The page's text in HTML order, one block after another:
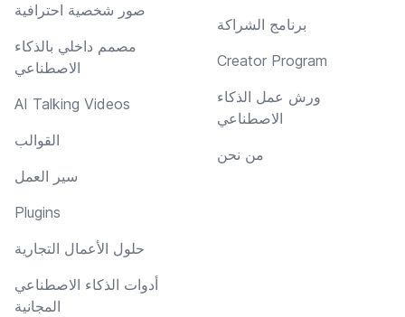
صور شخصية احترافية
مصمم داخلي بالذكاء
الاصطناعي
AI Talking Videos
القوالب
سير العمل
Plugins
حلول الأعمال التجارية
أدوات الذكاء الاصطناعي
المجانية
برنامج الشراكة
Creator Program
ورش عمل الذكاء
الاصطناعي
من نحن